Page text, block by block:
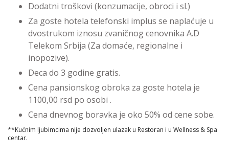
Dodatni troškovi (konzumacije, obroci i sl.)
Za goste hotela telefonski implus se naplaćuje u
dvostrukom iznosu zvaničnog cenovnika A.D
Telekom Srbija (Za domaće, regionalne i
inopozive).
Deca do 3 godine gratis.
Cena pansionskog obroka za goste hotela je
1100,00 rsd po osobi .
Cena dnevnog boravka je oko 50% od cene sobe.
**Kućnim ljubimcima nije dozvoljen ulazak u Restoran i u Wellness & Spa
centar.